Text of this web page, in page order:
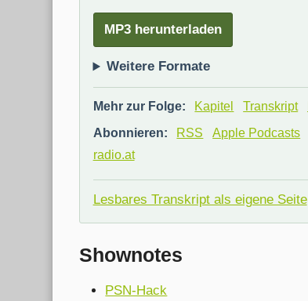
MP3 herunterladen
Weitere Formate
Mehr zur Folge: Kapitel Transkript
Abonnieren:
RSS Apple Podcasts
radio.at
Lesbares Transkript als eigene Seite
Shownotes
PSN-Hack